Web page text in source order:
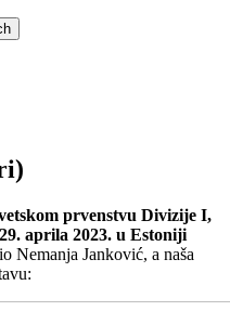
prvenstvu Divizije I,
aprila 2023. u Estoniji
Nemanja Janković, a naša